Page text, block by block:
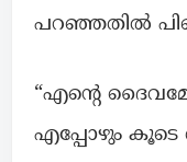
പറഞ്ഞതിൽ
“എന്റെ
എപ്പോഴും കൂടെ